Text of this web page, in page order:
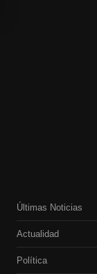
Últimas Noticias
Actualidad
Política